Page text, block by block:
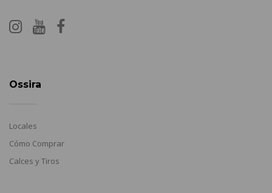
Ossira
Locales
Cómo Comprar
Calces y Tiros